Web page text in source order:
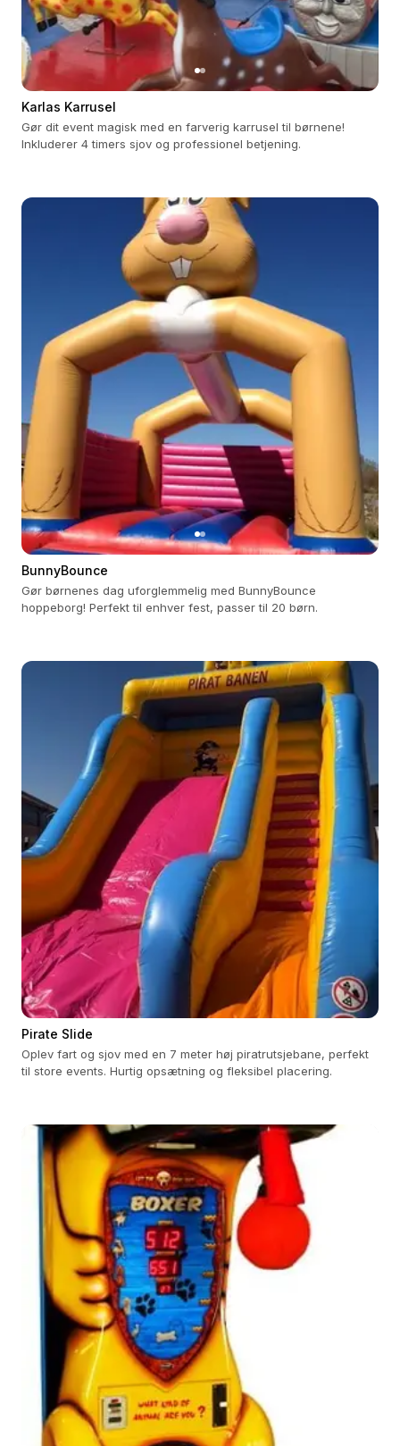
Karlas Karrusel
Gør dit event magisk med en farverig karrusel til børnene!
Inkluderer 4 timers sjov og professionel betjening.
BunnyBounce
Gør børnenes dag uforglemmelig med BunnyBounce
hoppeborg! Perfekt til enhver fest, passer til 20 børn.
Pirate Slide
Oplev fart og sjov med en 7 meter høj piratrutsjebane, perfekt
til store events. Hurtig opsætning og fleksibel placering.